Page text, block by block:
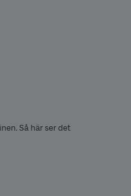
Så här ser det